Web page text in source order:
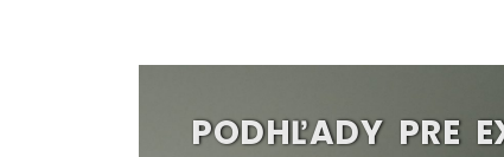
PODHĽADY PRE